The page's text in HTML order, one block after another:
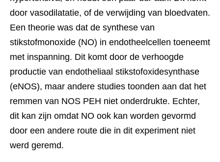
door vasodilatatie, of de verwijding van bloedvaten.
Een theorie was dat de synthese van
stikstofmonoxide (NO) in endotheelcellen toeneemt
met inspanning. Dit komt door de verhoogde
productie van endotheliaal stikstofoxidesynthase
(eNOS), maar andere studies toonden aan dat het
remmen van NOS PEH niet onderdrukte. Echter,
dit kan zijn omdat NO ook kan worden gevormd
door een andere route die in dit experiment niet
werd geremd.